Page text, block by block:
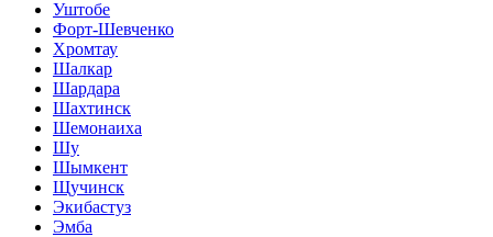
Уштобе
Форт-Шевченко
Хромтау
Шалкар
Шардара
Шахтинск
Шемонаиха
Шу
Шымкент
Щучинск
Экибастуз
Эмба